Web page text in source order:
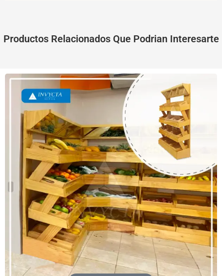
Productos Relacionados Que Podrian Interesarte